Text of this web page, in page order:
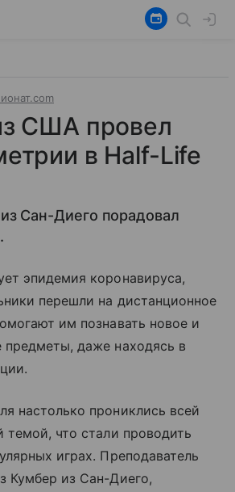
США провел
в Half-Life
Сан-Диего порадовал
эпидемия коронавируса,
перешли на дистанционное
им познавать новое и
предметы, даже находясь в
настолько прониклись всей
темой, что стали проводить
играх. Преподаватель
Кумбер из Сан-Диего,